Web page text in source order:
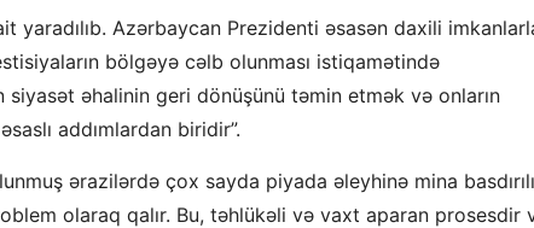
yaradılıb. Azərbaycan Prezidenti əsasən daxili
bölgəyə cəlb olunması istiqamətində
siyasət əhalinin geri dönüşünü təmin etmək və onların
addımlardan biridir”.
ərazilərdə çox sayda piyada əleyhinə mina
olaraq qalır. Bu, təhlükəli və vaxt aparan prosesdir